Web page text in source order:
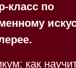
класс по
как